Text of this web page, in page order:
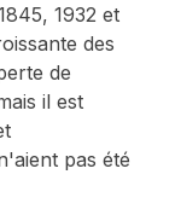
1932 et
des
de
il est
pas été